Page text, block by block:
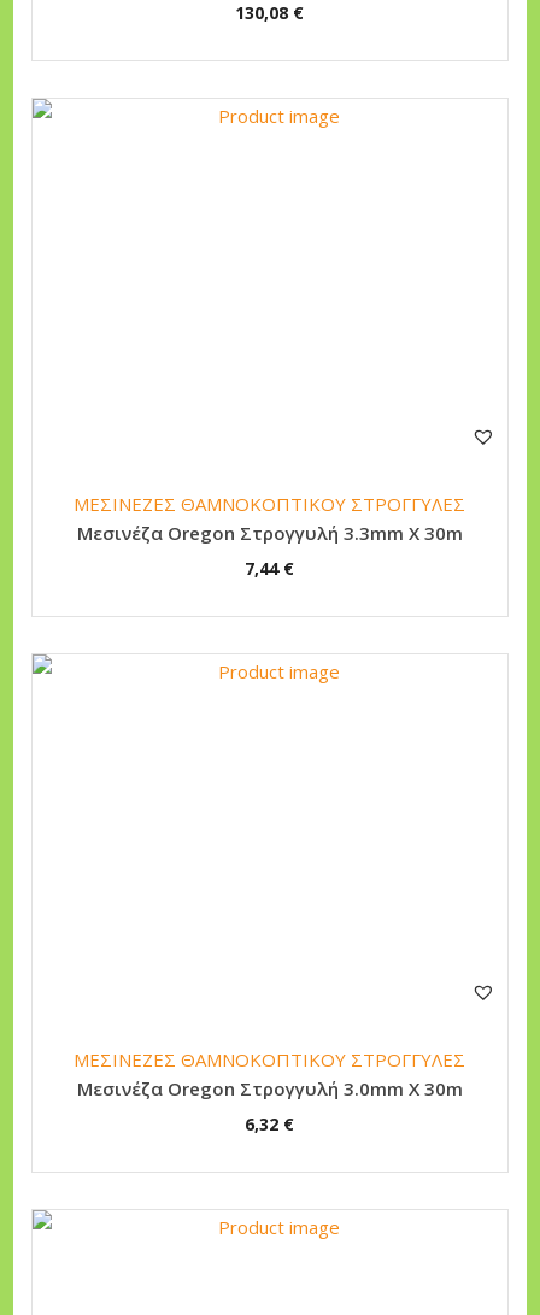
130,08 €
ΜΕΣΙΝΕΖΕΣ ΘΑΜΝΟΚΟΠΤΙΚΟΥ ΣΤΡΟΓΓΥΛΕΣ
Μεσινέζα Oregon Στρογγυλή 3.3mm X 30m
7,44 €
ΜΕΣΙΝΕΖΕΣ ΘΑΜΝΟΚΟΠΤΙΚΟΥ ΣΤΡΟΓΓΥΛΕΣ
Μεσινέζα Oregon Στρογγυλή 3.0mm X 30m
6,32 €